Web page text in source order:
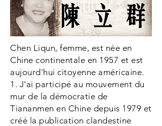
Chen Liqun, femme, est née en
Chine continentale en 1957 et est
aujourd'hui citoyenne américaine.
1. J'ai participé au mouvement du
mur de la démocratie de
Tiananmen en Chine depuis 1979 et
créé la publication clandestine